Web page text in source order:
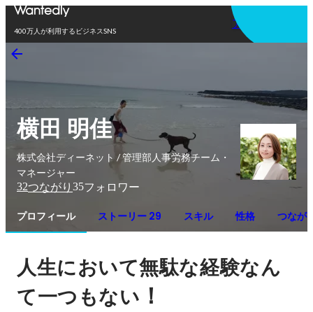
400万人が利用するビジネスSNS
アプリを使う
横田 明佳
株式会社ディーネット / 管理部人事労務チーム・
マネージャー
32つながり 35フォロワー
プロフィール ストーリー 29 スキル 性格 つなが
人生において無駄な経験なん
て一つもない ！